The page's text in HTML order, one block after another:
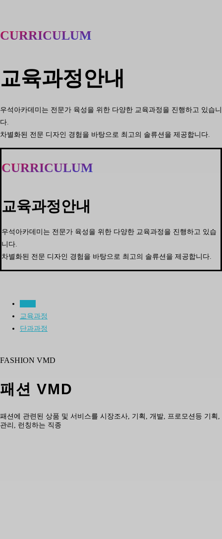
CURRICULUM
교육과정안내
우석아카데미는 전문가 육성을 위한 다양한 교육과정을 진행하고 있습니
다.
차별화된 전문 디자인 경험을 바탕으로 최고의 솔류션을 제공합니다.
CURRICULUM
교육과정안내
우석아카데미는 전문가 육성을 위한 다양한 교육과정을 진행하고 있습
니다.
차별화된 전문 디자인 경험을 바탕으로 최고의 솔류션을 제공합니다.
교육과정
단과과정
FASHION VMD
패션 VMD
패션에 관련된 상품 및 서비스를 시장조사, 기획, 개발, 프로모션등 기획,
관리, 런칭하는 직종